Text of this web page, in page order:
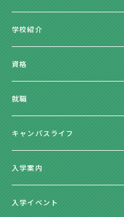
学校紹介
資格
就職
キャンパスライフ
入学案内
入学イベント